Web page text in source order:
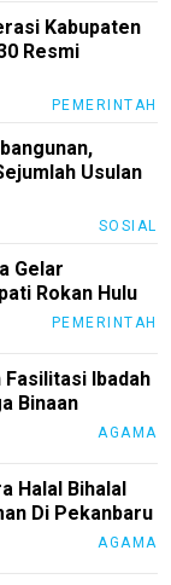
Kabupaten
Resmi
PEMERINTAH
Usulan
SOSIAL
Gelar
Rokan Hulu
PEMERINTAH
Ibadah
Binaan
AGAMA
Halal Bihalal
Di Pekanbaru
AGAMA